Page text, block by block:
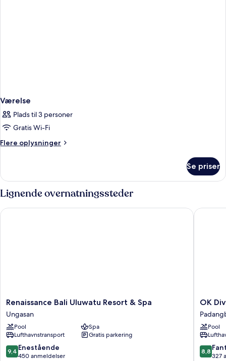
Værelse
Plads til 3 personer
Gratis Wi-Fi
Flere oplysninger
Flere
Se priser
Lignende overnatningssteder
Renaissance
Bali
Uluwatu
Resort
&
Spa
Ungasan
Renaissance Bali Uluwatu Resort & Spa
Ungasan
Pool
Spa
Lufthavnstransport
Gratis parkering
9.4
ud
9,4 Enestående
450 anmeldelser
Renaissance Bali Uluwatu Resort & Spa
OK
Divers
Resort
&
Spa
OK
Pool
8.8
ud
8,8
327
OK